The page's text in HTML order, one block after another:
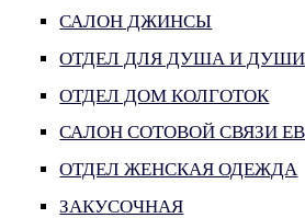
САЛОН ДЖИНСЫ
ОТДЕЛ ДЛЯ ДУША И ДУШИ
ОТДЕЛ ДОМ КОЛГОТОК
САЛОН СОТОВОЙ СВЯЗИ
ОТДЕЛ ЖЕНСКАЯ ОДЕЖДА
ЗАКУСОЧНАЯ